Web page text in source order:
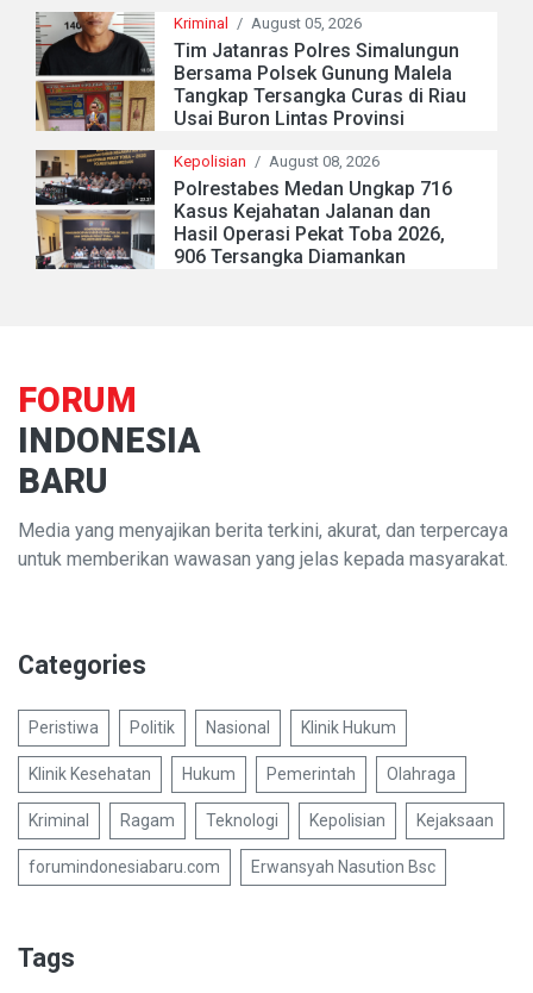
Kriminal / August 05, 2026
Tim Jatanras Polres Simalungun
Bersama Polsek Gunung Malela
Tangkap Tersangka Curas di Riau
Usai Buron Lintas Provinsi
Kepolisian / August 08, 2026
Polrestabes Medan Ungkap 716
Kasus Kejahatan Jalanan dan
Hasil Operasi Pekat Toba 2026,
906 Tersangka Diamankan
FORUM
INDONESIA
BARU
Media yang menyajikan berita terkini, akurat, dan terpercaya
untuk memberikan wawasan yang jelas kepada masyarakat.
Categories
Peristiwa Politik Nasional Klinik Hukum
Klinik Kesehatan Hukum Pemerintah Olahraga
Kriminal Ragam Teknologi Kepolisian Kejaksaan
forumindonesiabaru.com Erwansyah Nasution Bsc
Tags